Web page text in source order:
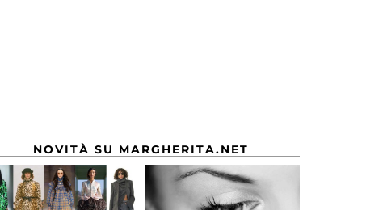
NOVITÀ SU MARGHERITA.NET